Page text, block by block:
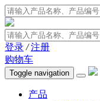
登录 / 注册
购物车
Toggle navigation
产品